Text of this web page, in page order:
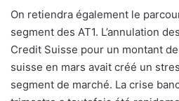
On retiendra également le
segment des AT1. L’annulation
Credit Suisse pour un montant
suisse en mars avait créé un
segment de marché. La crise